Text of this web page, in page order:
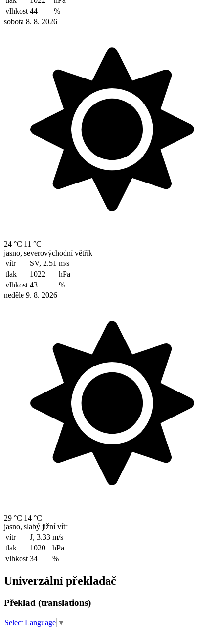
vlhkost 44
%
sobota 8. 8. 2026
24 °C 11 °C
jasno, severovýchodní větřík
vítr
SV, 2.51 m/s
tlak
1022
hPa
vlhkost 43
%
neděle 9. 8. 2026
29 °C 14 °C
jasno, slabý jižní vítr
vítr
J, 3.33 m/s
tlak
1020
hPa
vlhkost 34 %
Univerzální překladač
Překlad (translations)
Select Language ▼